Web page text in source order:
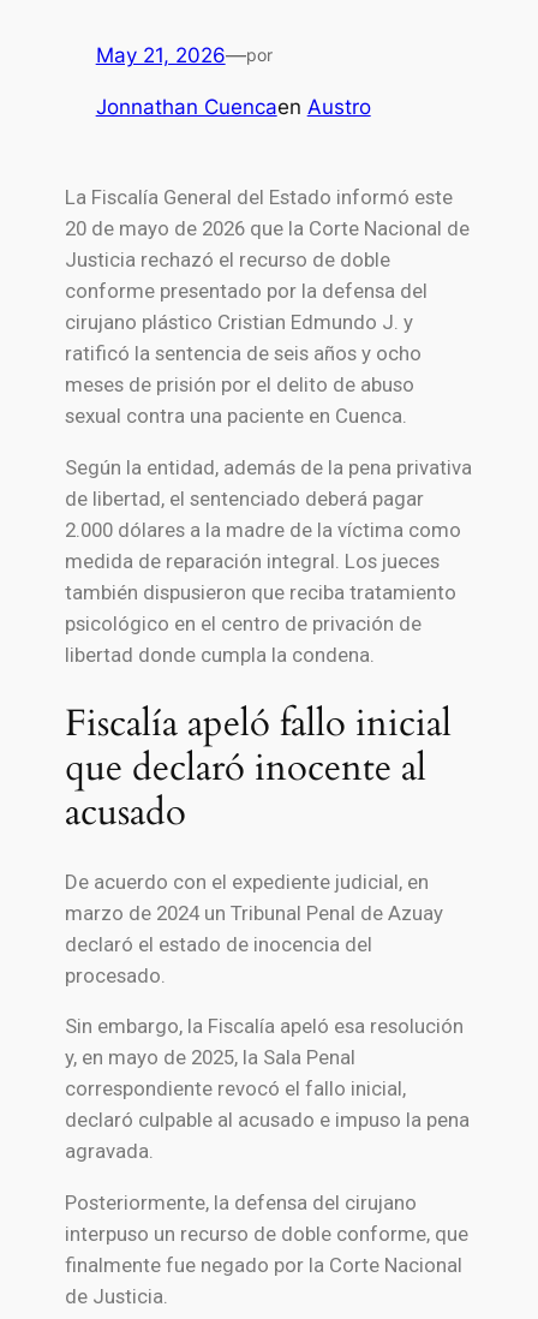
May 21, 2026—por
Jonnathan Cuencaen Austro
La Fiscalía General del Estado informó este
20 de mayo de 2026 que la Corte Nacional de
Justicia rechazó el recurso de doble
conforme presentado por la defensa del
cirujano plástico Cristian Edmundo J. y
ratificó la sentencia de seis años y ocho
meses de prisión por el delito de abuso
sexual contra una paciente en Cuenca.
Según la entidad, además de la pena privativa
de libertad, el sentenciado deberá pagar
2.000 dólares a la madre de la víctima como
medida de reparación integral. Los jueces
también dispusieron que reciba tratamiento
psicológico en el centro de privación de
libertad donde cumpla la condena.
Fiscalía apeló fallo inicial
que declaró inocente al
acusado
De acuerdo con el expediente judicial, en
marzo de 2024 un Tribunal Penal de Azuay
declaró el estado de inocencia del
procesado.
Sin embargo, la Fiscalía apeló esa resolución
y, en mayo de 2025, la Sala Penal
correspondiente revocó el fallo inicial,
declaró culpable al acusado e impuso la pena
agravada.
Posteriormente, la defensa del cirujano
interpuso un recurso de doble conforme, que
finalmente fue negado por la Corte Nacional
de Justicia.